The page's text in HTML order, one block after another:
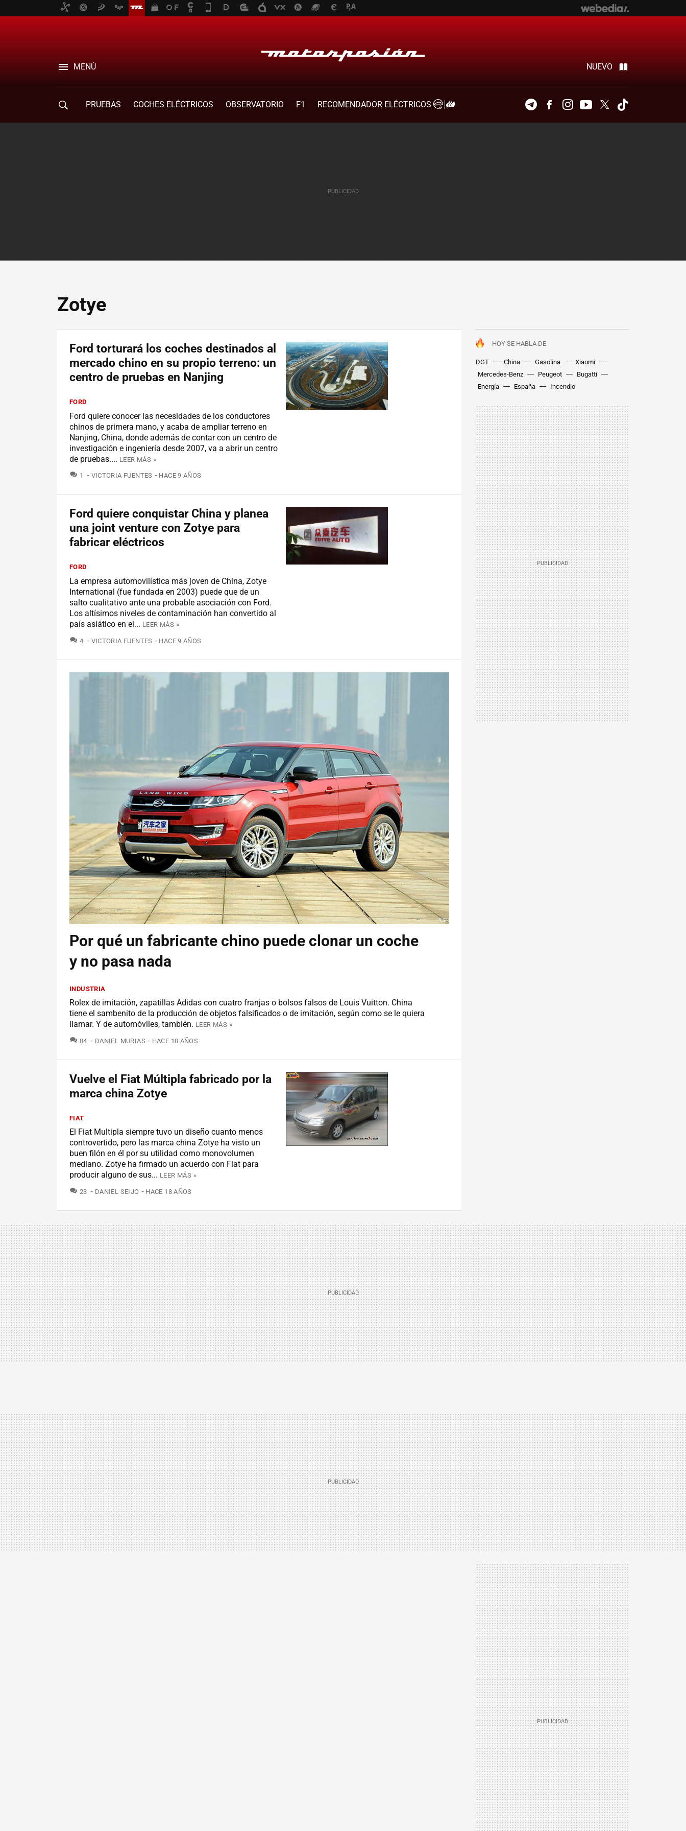
MENÚ NUEVO
PRUEBAS COCHES ELÉCTRICOS OBSERVATORIO F1
RECOMENDADOR ELÉCTRICOS
TelegramFacebookInstagramYoutubeTwitter
Zotye
HOY SE HABLA DE
DGT China Gasolina
Xiaomi
Mercedes-Benz
Peugeot
Bugatti
Energía
España Incendio
Ford torturará los coches destinados al
mercado chino en su propio terreno: un
centro de pruebas en Nanjing
FORD
Ford quiere conocer las necesidades de los conductores
chinos de primera mano, y acaba de ampliar terreno en
Nanjing, China, donde además de contar con un centro de
investigación e ingeniería desde 2007, va a abrir un centro
de pruebas.... LEER MÁS »
1 COMENTARIOS
VICTORIA FUENTES HACE 9 AÑOS
Ford quiere conquistar China y planea
una joint venture con Zotye para
fabricar eléctricos
FORD
La empresa automovilística más joven de China, Zotye
International (fue fundada en 2003) puede que de un
salto cualitativo ante una probable asociación con Ford.
Los altísimos niveles de contaminación han convertido al
país asiático en el... LEER MÁS »
4 COMENTARIOS
VICTORIA FUENTES HACE 9 AÑOS
Por qué un fabricante chino puede clonar un coche
y no pasa nada
INDUSTRIA
Rolex de imitación, zapatillas Adidas con cuatro franjas o bolsos falsos de Louis Vuitton. China
tiene el sambenito de la producción de objetos falsificados o de imitación, según como se le quiera
llamar. Y de automóviles, también. LEER MÁS »
84 COMENTARIOS
DANIEL MURIAS HACE 10 AÑOS
Vuelve el Fiat Múltipla fabricado por la
marca china Zotye
FIAT
El Fiat Multipla siempre tuvo un diseño cuanto menos
controvertido, pero las marca china Zotye ha visto un
buen filón en él por su utilidad como monovolumen
mediano. Zotye ha firmado un acuerdo con Fiat para
producir alguno de sus... LEER MÁS »
23 COMENTARIOS
DANIEL SEIJO HACE 18 AÑOS